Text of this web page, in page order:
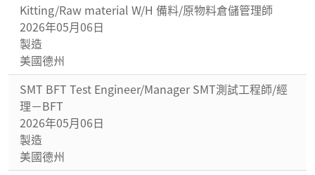
Kitting/Raw material W/H 備料/原物料倉儲管理師
2026年05月06日
製造
美國德州
SMT BFT Test Engineer/Manager SMT測試工程師/經
理－BFT
2026年05月06日
製造
美國德州